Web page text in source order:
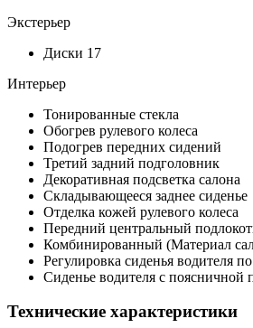
Экстерьер
Диски 17
Интерьер
Тонированные стекла
Обогрев рулевого колеса
Подогрев передних сидений
Третий задний подголовник
Декоративная подсветка салона
Складывающееся заднее сиденье
Отделка кожей рулевого колеса
Передний центральный
Комбинированный (Материал
Регулировка сиденья водителя
Сиденье водителя с поясничной
Технические характеристики